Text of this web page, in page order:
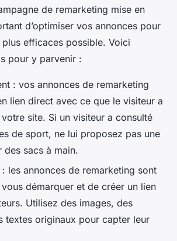
de remarketing mise en
d’optimiser vos annonces pour
plus efficaces possible. Voici
pour y parvenir :
: vos annonces de remarketing
lien direct avec ce que le visiteur a
site. Si un visiteur a consulté
de sport, ne lui proposez pas une
des sacs à main.
les annonces de remarketing sont
vous démarquer et de créer un lien
Utilisez des images, des
textes originaux pour capter leur